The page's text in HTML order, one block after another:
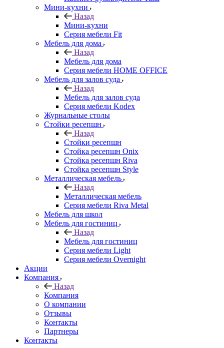
Мини-кухни
Назад
Мини-кухни
Серия мебели Fit
Мебель для дома
Назад
Мебель для дома
Серия мебели HOME OFFICE
Мебель для залов суда
Назад
Мебель для залов суда
Серия мебели Kodex
Журнальные столы
Стойки ресепшн
Назад
Стойки ресепшн
Стойка ресепшн Onix
Стойка ресепшн Riva
Стойка ресепшн Style
Металлическая мебель
Назад
Металлическая мебель
Серия мебели Riva Metal
Мебель для школ
Мебель для гостиниц
Назад
Мебель для гостиниц
Серия мебели Light
Серия мебели Overnight
Акции
Компания
Назад
Компания
О компании
Отзывы
Контакты
Партнеры
Контакты